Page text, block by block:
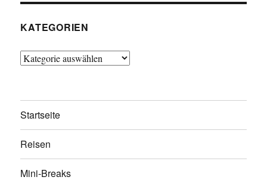
KATEGORIEN
Kategorien
Startseite
Reisen
Mini-Breaks